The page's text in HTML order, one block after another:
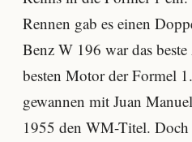
Rennen gab es einen
Benz W 196 war das
besten Motor der Formel
gewannen mit Juan
1955 den WM-Titel. Doch